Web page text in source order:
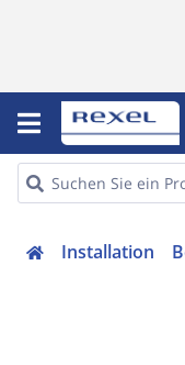
Installation